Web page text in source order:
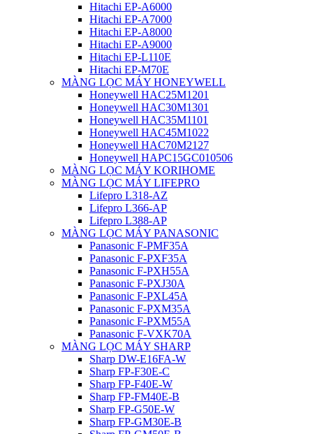
Hitachi EP-A6000
Hitachi EP-A7000
Hitachi EP-A8000
Hitachi EP-A9000
Hitachi EP-L110E
Hitachi EP-M70E
MÀNG LỌC MÁY HONEYWELL
Honeywell HAC25M1201
Honeywell HAC30M1301
Honeywell HAC35M1101
Honeywell HAC45M1022
Honeywell HAC70M2127
Honeywell HAPC15GC010506
MÀNG LỌC MÁY KORIHOME
MÀNG LỌC MÁY LIFEPRO
Lifepro L318-AZ
Lifepro L366-AP
Lifepro L388-AP
MÀNG LỌC MÁY PANASONIC
Panasonic F-PMF35A
Panasonic F-PXF35A
Panasonic F-PXH55A
Panasonic F-PXJ30A
Panasonic F-PXL45A
Panasonic F-PXM35A
Panasonic F-PXM55A
Panasonic F-VXK70A
MÀNG LỌC MÁY SHARP
Sharp DW-E16FA-W
Sharp FP-F30E-C
Sharp FP-F40E-W
Sharp FP-FM40E-B
Sharp FP-G50E-W
Sharp FP-GM30E-B